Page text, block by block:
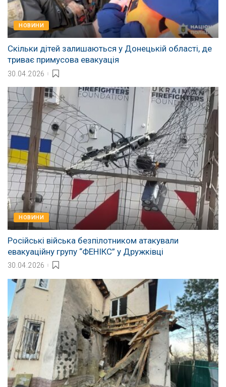
НОВИНИ
Скільки дітей залишаються у Донецькій області, де
триває примусова евакуація
30.04.2026
НОВИНИ
Російські війська безпілотником атакували
евакуаційну групу “ФЕНІКС” у Дружківці
30.04.2026